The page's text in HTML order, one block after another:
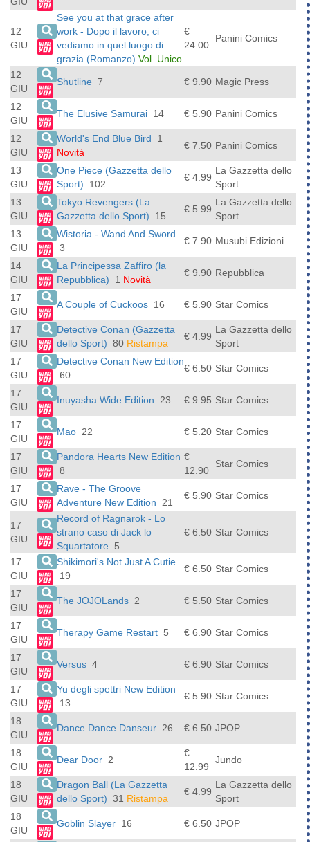
12
GIU
See you at that grace after
work - Dopo il lavoro, ci
vediamo in quel luogo di
grazia (Romanzo) Vol. Unico
€
24.00
Panini Comics
12
GIU
Shutline 7 € 9.90 Magic Press
12
GIU
The Elusive Samurai 14 € 5.90 Panini Comics
12
GIU
World's End Blue Bird
1
Novità
€ 7.50 Panini Comics
13
GIU
One Piece (Gazzetta dello
Sport)
102
€ 4.99
La Gazzetta dello
Sport
13
GIU
Tokyo Revengers (La
Gazzetta dello Sport)
15
€ 5.99
La Gazzetta dello
Sport
13
GIU
Wistoria - Wand And Sword
3
€ 7.90 Musubi Edizioni
14
GIU
La Principessa Zaffiro (la
Repubblica)
1 Novità
€ 9.90 Repubblica
17
GIU
A Couple of Cuckoos 16 € 5.90 Star Comics
17
GIU
Detective Conan (Gazzetta
dello Sport) 80 Ristampa
€ 4.99
La Gazzetta dello
Sport
17
GIU
Detective Conan New Edition
60
€ 6.50 Star Comics
17
GIU
Inuyasha Wide Edition 23 € 9.95 Star Comics
17
GIU
Mao 22 € 5.20 Star Comics
17
GIU
Pandora Hearts New Edition
8
€
12.90
Star Comics
17
GIU
Rave - The Groove
Adventure New Edition 21
€ 5.90 Star Comics
17
GIU
Record of Ragnarok - Lo
strano caso di Jack lo
Squartatore
5
€ 6.50 Star Comics
17
GIU
Shikimori's Not Just A Cutie
19
€ 6.50 Star Comics
17
GIU
The JOJOLands 2 € 5.50 Star Comics
17
GIU
Therapy Game Restart 5 € 6.90 Star Comics
17
GIU
Versus 4 € 6.90 Star Comics
17
GIU
Yu degli spettri New Edition
13
€ 5.90 Star Comics
18
GIU
Dance Dance Danseur 26 € 6.50 JPOP
18
GIU
Dear Door 2
€
12.99
Jundo
18
GIU
Dragon Ball (La Gazzetta
dello Sport) 31 Ristampa
€ 4.99
La Gazzetta dello
Sport
18
GIU
Goblin Slayer 16 € 6.50 JPOP